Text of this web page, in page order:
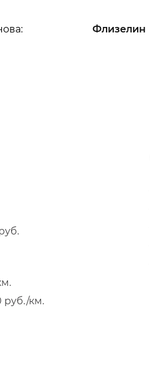
Флизелин
руб./км.